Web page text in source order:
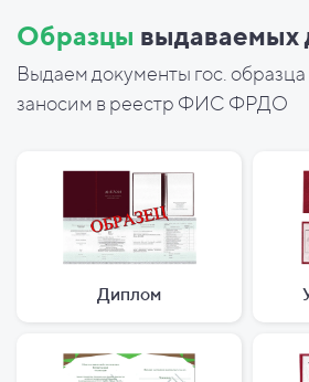
Образцы выдаваемых
Выдаем документы гос.
заносим в реестр ФИС ФРДО
Диплом